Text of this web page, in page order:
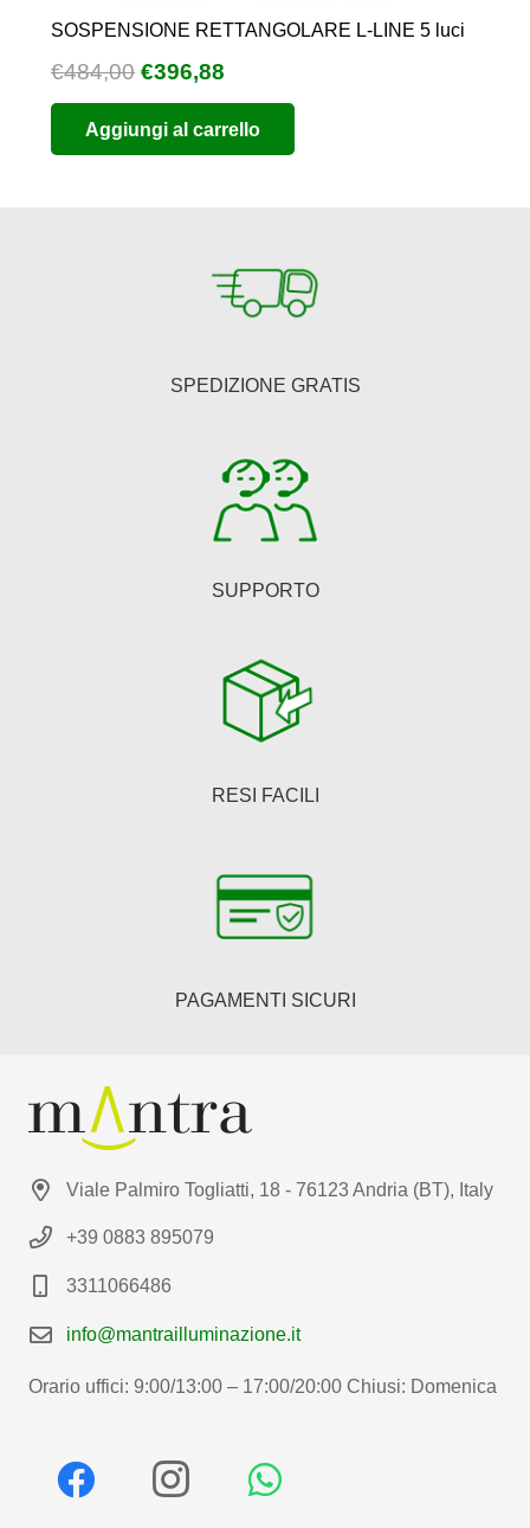
SOSPENSIONE RETTANGOLARE L-LINE 5 luci
€484,00 Il
prezzo
originale
era:
€396,88
prezzo
attuale
è:
Aggiungi al carrello
SPEDIZIONE GRATIS
SUPPORTO
RESI FACILI
PAGAMENTI SICURI
Viale Palmiro Togliatti, 18 - 76123 Andria (BT), Italy
+39 0883 895079
3311066486
info@mantrailluminazione.it
Orario uffici: 9:00/13:00 – 17:00/20:00 Chiusi: Domenica